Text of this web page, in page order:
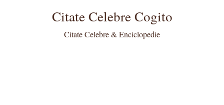
Citate Celebre Cogito
Citate Celebre & Enciclopedie